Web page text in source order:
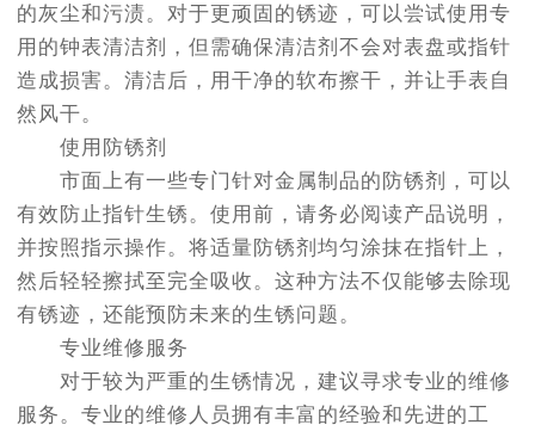
的灰尘和污渍。对于更顽固的锈迹，可以尝试使用专
用的钟表清洁剂，但需确保清洁剂不会对表盘或指针
造成损害。清洁后，用干净的软布擦干，并让手表自
然风干。
使用防锈剂
市面上有一些专门针对金属制品的防锈剂，可以
有效防止指针生锈。使用前，请务必阅读产品说明，
并按照指示操作。将适量防锈剂均匀涂抹在指针上，
然后轻轻擦拭至完全吸收。这种方法不仅能够去除现
有锈迹，还能预防未来的生锈问题。
专业维修服务
对于较为严重的生锈情况，建议寻求专业的维修
服务。专业的维修人员拥有丰富的经验和先进的工